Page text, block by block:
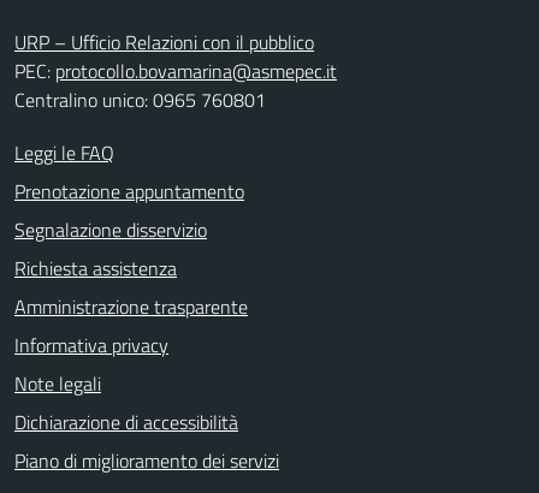
URP – Ufficio Relazioni con il pubblico
PEC: protocollo.bovamarina@asmepec.it
Centralino unico: 0965 760801
Leggi le FAQ
Prenotazione appuntamento
Segnalazione disservizio
Richiesta assistenza
Amministrazione trasparente
Informativa privacy
Note legali
Dichiarazione di accessibilità
Piano di miglioramento dei servizi